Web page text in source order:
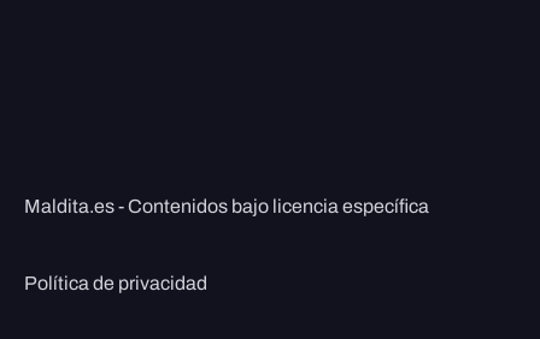
Maldita.es - Contenidos bajo licencia específica
Política de privacidad